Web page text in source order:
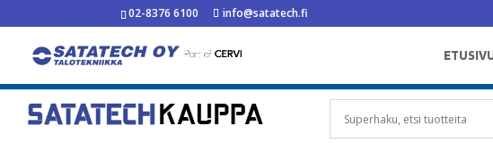
02-8376 6100 info@satatech.fi